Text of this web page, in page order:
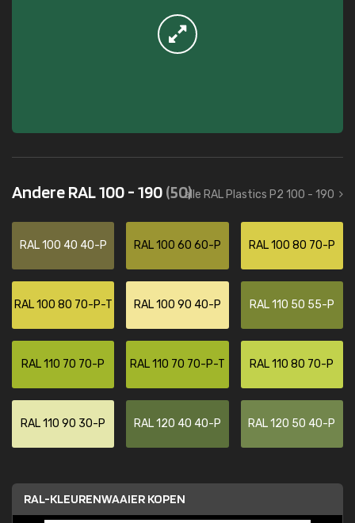
Andere RAL 100 - 190(50)alle RAL Plastics P2 100 - 190
RAL 100 40 40-P RAL 100 60 60-P RAL 100 80 70-P
RAL 100 80 70-P-T RAL 100 90 40-P RAL 110 50 55-P
RAL 110 70 70-P RAL 110 70 70-P-T RAL 110 80 70-P
RAL 110 90 30-P RAL 120 40 40-P RAL 120 50 40-P
RAL-KLEURENWAAIER KOPEN